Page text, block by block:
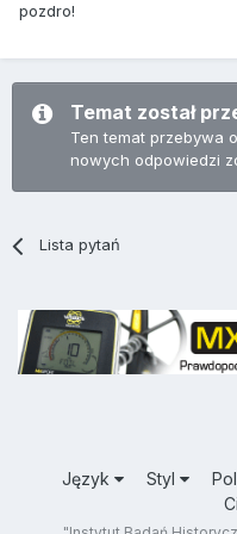
pozdro!
Temat został
Ten temat przebywa
nowych odpowiedzi
Lista pytań
Język Styl